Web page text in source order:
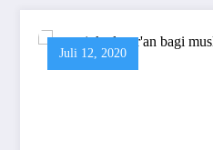
Juli 12, 2020